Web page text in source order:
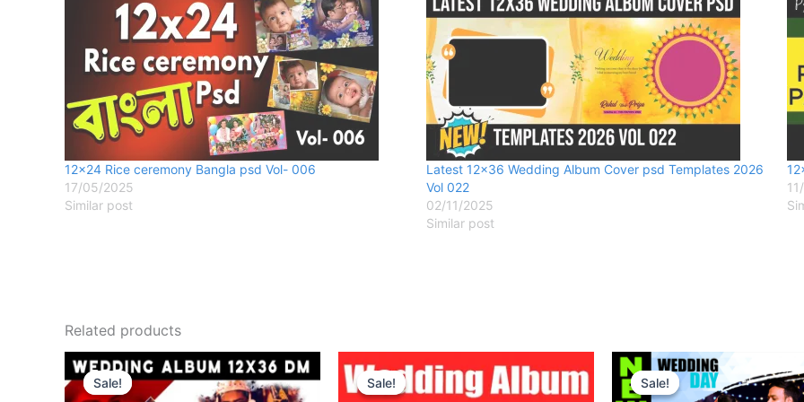
12×24 Rice ceremony Bangla psd Vol- 006
17/05/2025
Similar post
Latest 12×36 Wedding Album Cover psd Templates 2026
Vol 022
02/11/2025
Similar post
Related products
Sale!
Sale! Sale!
Sale! Sale!
Sale!